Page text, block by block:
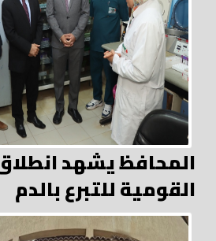
المحافظ يشهد
القومية للتبرع بالدم